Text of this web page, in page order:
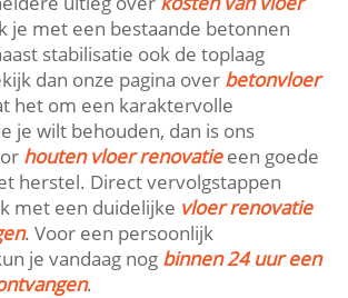
je met een bestaande betonnen
stabilisatie ook de toplaag
dan onze pagina over betonvloer
het om een karaktervolle
je wilt behouden, dan is ons
houten vloer renovatieeen goede
herstel.​ Direct vervolgstappen
met een duidelijke vloer renovatie
.​ Voor een persoonlijk
je vandaag nog binnen 24 uur een
.​